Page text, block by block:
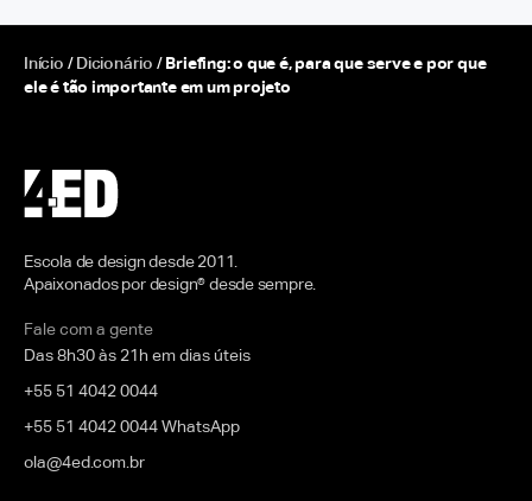
Início /Dicionário /Briefing: o que é, para que serve e por que
ele é tão importante em um projeto
Escola de design desde 2011.
Apaixonados por design® desde sempre.
Fale com a gente
Das 8h30 às 21h em dias úteis
+55 51 4042 0044
+55 51 4042 0044 WhatsApp
ola@4ed.com.br